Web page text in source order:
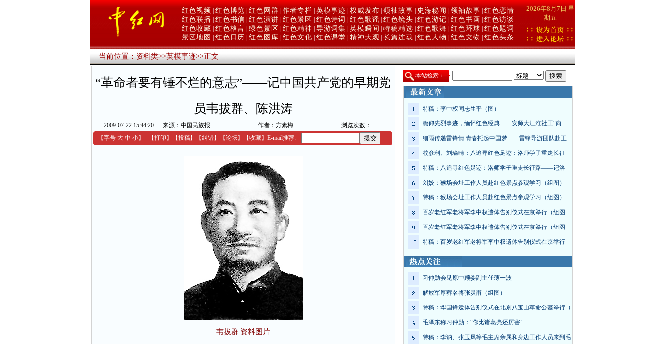
红色视频 红色博览 红色网群 作者专栏 英模事迹 权威发布 领袖故事 史海秘闻 领袖故事 红色恋情
红色联播 红色书信 红色演讲 红色景区 红色诗词 红色歌谣 红色镜头 红色游记 红色书画
红色访谈
红色收藏 红色格言 绿色景区 红色精神 导游词集 英模瞬间 特稿精选 红色歌舞 红色环球 红色题词
景区地图
红色日历 红色图库 红色文化 红色课堂 精神大观 长篇连载 红色人物 红色文物 红色头条
2026年8月7日 星
期五
当前位置：资料类>>英模事迹>>正文
“革命者要有锤不烂的意志”——记中国共产党的早期党
员韦拔群、陈洪涛
2009-07-22 15:44:20 来源：中国民族报 作者：方素梅
浏览次数：
【字号 大 中 小】 【打印 】 【投稿】 【纠错】 【论坛】 【收藏】 E-mail推荐:
韦拔群 资料图片
本站检索：
特稿：李中权同志生平（图）
瞻仰先烈事迹，缅怀红色经典——安师大江淮社工“向
细雨传递雷锋情 青春托起中国梦——雷锋导游团队赴王
校彦利、刘瑜晴：八追寻红色足迹：洛师学子重走长征
特稿：八追寻红色足迹：洛师学子重走长征路——记洛
刘姣：猴场会址工作人员赴红色景点参观学习（组图）
特稿：猴场会址工作人员赴红色景点参观学习（组图）
百岁老红军老将军李中权遗体告别仪式在京举行（组图
百岁老红军老将军李中权遗体告别仪式在京举行（组图
特稿：百岁老红军老将军李中权遗体告别仪式在京举行
习仲勋会见原中顾委副主任薄一波
解放军厚葬名将张灵甫（组图）
特稿：华国锋遗体告别仪式在北京八宝山革命公墓举行（
毛泽东称习仲勋：“你比诸葛亮还厉害”
特稿：李讷、张玉凤等毛主席亲属和身边工作人员来到毛